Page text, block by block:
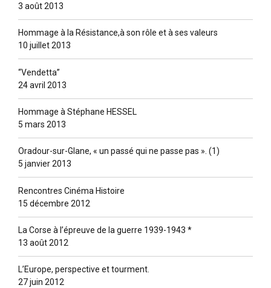
3 août 2013
Hommage à la Résistance,à son rôle et à ses valeurs
10 juillet 2013
“Vendetta”
24 avril 2013
Hommage à Stéphane HESSEL
5 mars 2013
Oradour-sur-Glane, « un passé qui ne passe pas ». (1)
5 janvier 2013
Rencontres Cinéma Histoire
15 décembre 2012
La Corse à l’épreuve de la guerre 1939-1943 *
13 août 2012
L’Europe, perspective et tourment.
27 juin 2012